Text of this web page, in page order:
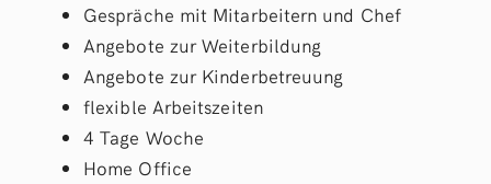
Gespräche mit Mitarbeitern und Chef
Angebote zur Weiterbildung
Angebote zur Kinderbetreuung
flexible Arbeitszeiten
4 Tage Woche
Home Office